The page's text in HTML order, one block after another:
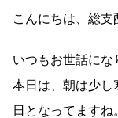
こんにちは、総支
いつもお世話にな
本日は、朝は少し
日となってますね